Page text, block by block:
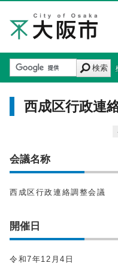
検索
西成区行政連
会議名称
西成区行政連絡調整会議
開催日
令和7年12月4日